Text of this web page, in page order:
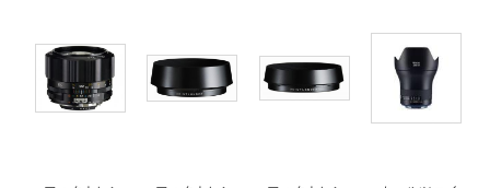
カードご利用の方にはご迷惑をおかけいたしますが、ご容赦くださいますよう
お願い申し上げます。
2017年05月12日
各クレジットカード会社の本人認証サービスをご利用いただいた場合、決済確